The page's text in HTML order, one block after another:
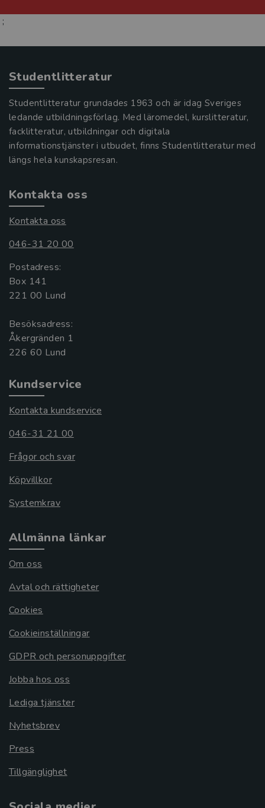
;
Studentlitteratur
Studentlitteratur grundades 1963 och är idag Sveriges
ledande utbildningsförlag. Med läromedel, kurslitteratur,
facklitteratur, utbildningar och digitala
informationstjänster i utbudet, finns Studentlitteratur med
längs hela kunskapsresan.
Kontakta oss
Kontakta oss
046-31 20 00
Postadress:
Box 141
221 00 Lund
Besöksadress:
Åkergränden 1
Kundservice
Kontakta kundservice
046-31 21 00
Frågor och svar
Köpvillkor
Systemkrav
Allmänna länkar
Om oss
Avtal och rättigheter
Cookies
Cookieinställningar
GDPR och personuppgifter
Jobba hos oss
Lediga tjänster
Nyhetsbrev
Press
Tillgänglighet